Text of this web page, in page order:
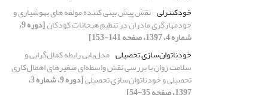
خودکنترلی نقش پیش بینی کننده مولفه های بهوشیاری و
خودمهارگری مادران در تنظیم هیجانات کودکان [دوره 9،
شماره 4، 1397، صفحه 141-153]
خودناتوان‌سازی ‌تحصیلی مدل‌یابی رابطه کمال‌گرایی و
سلامت روان با بررسی نقش واسطه‌ای متغیرهای اهمال‌کاری
‌تحصیلی و خودناتوان‌سازی ‌تحصیلی [دوره 9، شماره 3،